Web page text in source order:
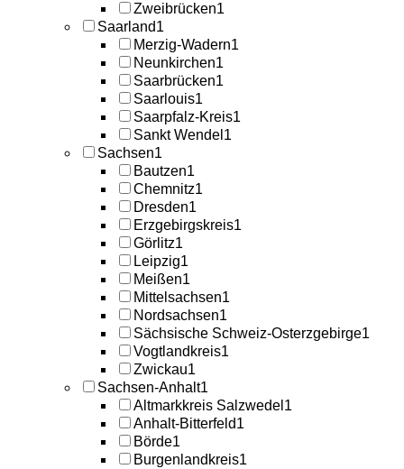
Zweibrücken1
Saarland1
Merzig-Wadern1
Neunkirchen1
Saarbrücken1
Saarlouis1
Saarpfalz-Kreis1
Sankt Wendel 1
Sachsen1
Bautzen1
Chemnitz1
Dresden1
Erzgebirgskreis1
Görlitz1
Leipzig1
Meißen1
Mittelsachsen1
Nordsachsen1
Sächsische Schweiz-Osterzgebirge1
Vogtlandkreis1
Zwickau1
Sachsen-Anhalt1
Altmarkkreis Salzwedel 1
Anhalt-Bitterfeld1
Börde1
Burgenlandkreis1